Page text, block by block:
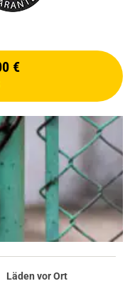
€
Läden vor Ort